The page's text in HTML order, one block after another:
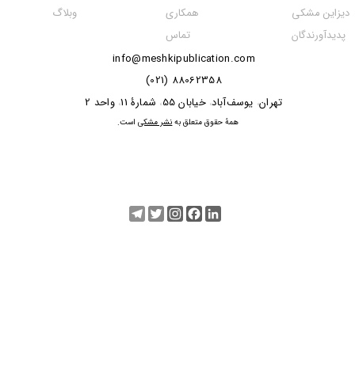
info@meshkipublication.com
88062358 (021)
​​​​​​تهران، یوسف‌آباد، خیابان 55 ، شمارۀ 11 ،واحد 2
همکاری
تماس
دیزاین مشکی
پدیدآورندگان
وبلاگ
​همۀ حقوق متعلق به نشر مشکیاست.
Telegram
TwitterInstagramFacebook